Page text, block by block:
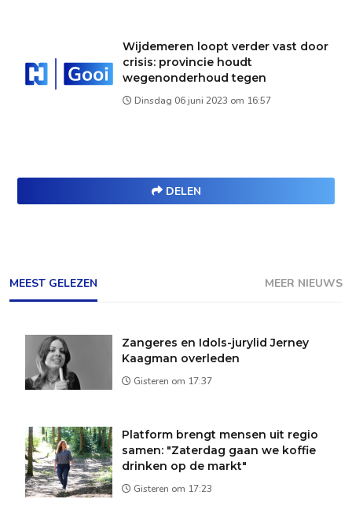
Wijdemeren loopt verder vast door
crisis: provincie houdt
wegenonderhoud tegen
Dinsdag 06 juni 2023 om 16:57
DELEN
MEEST GELEZEN MEER NIEUWS
Zangeres en Idols-jurylid Jerney
Kaagman overleden
Gisteren om 17:37
Platform brengt mensen uit regio
samen: "Zaterdag gaan we koffie
drinken op de markt"
Gisteren om 17:23